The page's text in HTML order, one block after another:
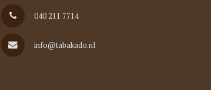
040 211 7714
info@tabakado.nl